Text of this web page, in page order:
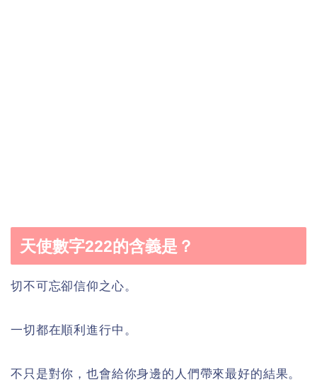
天使數字222的含義是？
切不可忘卻信仰之心。
一切都在順利進行中。
不只是對你，也會給你身邊的人們帶來最好的結果。